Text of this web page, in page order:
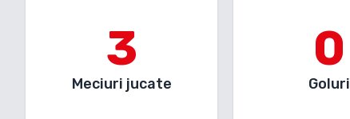
3
Meciuri jucate
0
Goluri